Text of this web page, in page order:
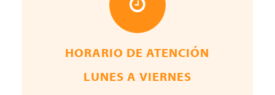
HORARIO DE ATENCIÓN
LUNES A VIERNES